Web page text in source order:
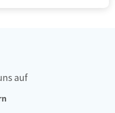
auf